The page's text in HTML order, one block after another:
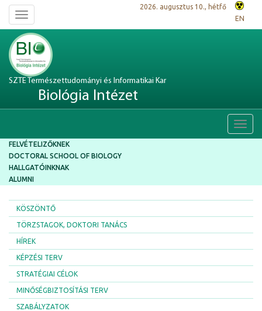
Toggle
navigation
2026. augusztus 10., hétfő
EN
SZTE Természettudományi és Informatikai Kar
Biológia Intézet
FELVÉTELIZŐKNEK
DOCTORAL SCHOOL OF BIOLOGY
HALLGATÓINKNAK
ALUMNI
KÖSZÖNTŐ
TÖRZSTAGOK, DOKTORI TANÁCS
HÍREK
KÉPZÉSI TERV
STRATÉGIAI CÉLOK
MINŐSÉGBIZTOSÍTÁSI TERV
SZABÁLYZATOK